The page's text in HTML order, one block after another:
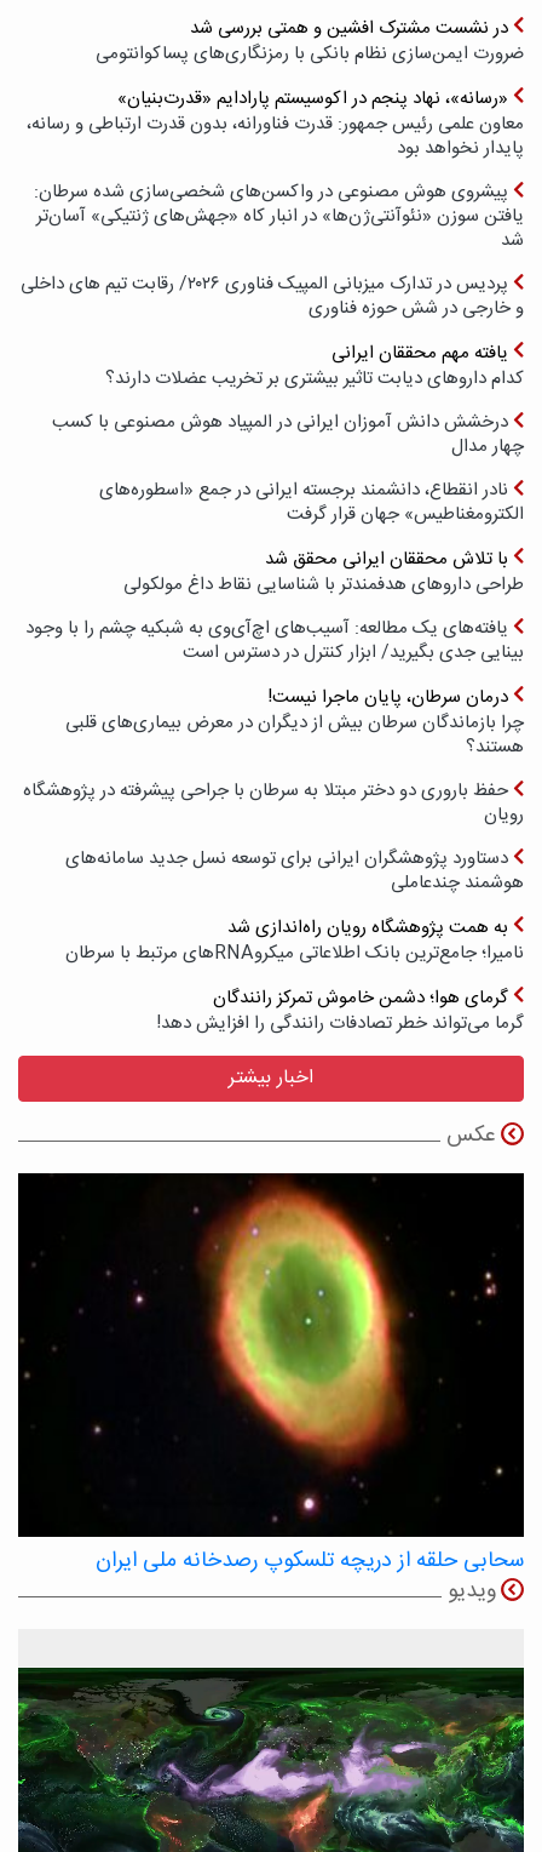
در نشست مشترک افشین و همتی بررسی شد
ضرورت ایمن‌سازی نظام بانکی با رمزنگاری‌های پسا‌کوانتومی
«رسانه»، نهاد پنجم در اکوسیستم پارادایم «قدرت‌بنیان»
معاون علمی رئیس جمهور: قدرت فناورانه، بدون قدرت ارتباطی و رسانه،
پایدار نخواهد بود
پیشروی هوش مصنوعی در واکسن‌های شخصی‌سازی شده سرطان:
یافتن سوزن «نئوآنتی‌ژن‌ها» در انبار کاه «جهش‌های ژنتیکی» آسان‌تر
شد
پردیس در تدارک میزبانی المپیک فناوری ۲۰۲۶/ رقابت تیم های داخلی
و خارجی در شش حوزه فناوری
یافته مهم محققان ایرانی
کدام داروهای دیابت تاثیر بیشتری بر تخریب عضلات دارند؟
درخشش دانش آموزان ایرانی در المپیاد هوش مصنوعی با کسب
چهار مدال
نادر انقطاع، دانشمند برجسته ایرانی در جمع «اسطوره‌های
الکترومغناطیس» جهان قرار گرفت
با تلاش محققان ایرانی محقق شد
طراحی داروهای هدفمندتر با شناسایی نقاط داغ مولکولی
یافته‌های یک مطالعه: آسیب‌های اچ‌آی‌وی به شبکیه چشم را با وجود
بینایی جدی بگیرید/ ابزار کنترل در دسترس است
درمان سرطان، پایان ماجرا نیست!
چرا بازماندگان سرطان بیش از دیگران در معرض بیماری‌های قلبی
هستند؟
حفظ باروری دو دختر مبتلا به سرطان با جراحی پیشرفته در پژوهشگاه
رویان
دستاورد پژوهشگران ایرانی برای توسعه نسل جدید سامانه‌های
هوشمند چندعاملی
به همت پژوهشگاه رویان راه‌اندازی شد
نامیرا؛ جامع‌ترین بانک اطلاعاتی میکروRNAهای مرتبط با سرطان
گرمای هوا؛ دشمن خاموش تمرکز رانندگان
گرما می‌تواند خطر تصادفات رانندگی را افزایش دهد!
اخبار بیشتر
عکس
سحابی حلقه از دریچه تلسکوپ رصدخانه ملی ایران
ویدیو